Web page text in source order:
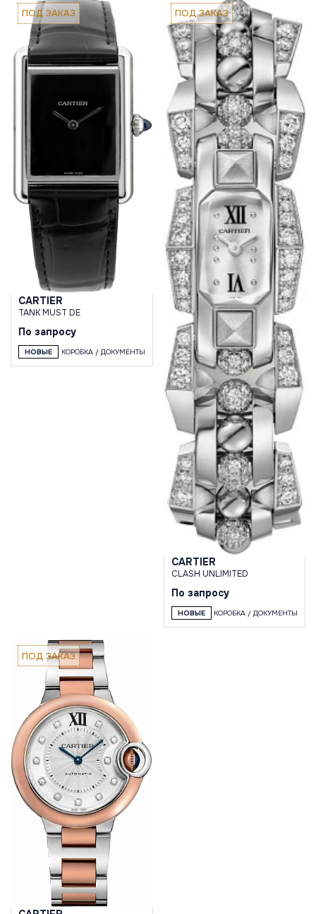
ПОД ЗАКАЗ
CARTIER
TANK MUST DE
По запросу
НОВЫЕ КОРОБКА / ДОКУМЕНТЫ
ПОД ЗАКАЗ
CARTIER
CLASH UNLIMITED
По запросу
НОВЫЕ КОРОБКА / ДОКУМЕНТЫ
ПОД ЗАКАЗ